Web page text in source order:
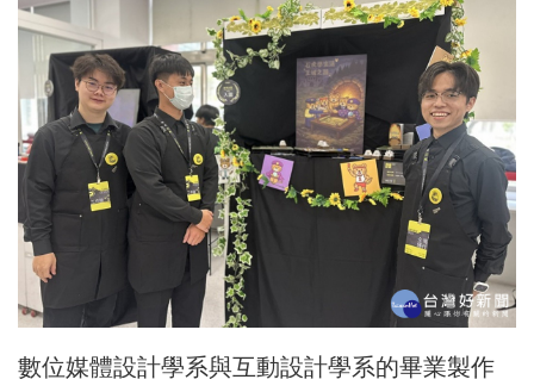
數位媒體設計學系與互動設計學系的畢業製作